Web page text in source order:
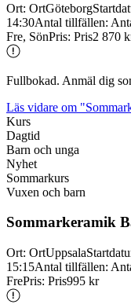
Ort: OrtGöteborg
14:30Antal tillfällen:
Fre, SönPris: Pris2 870
Fullbokad. Anmäl dig
Läs vidare om
Kurs
Dagtid
Barn och unga
Nyhet
Sommarkurs
Vuxen och barn
Sommarkeramik
Ort: OrtUppsala
15:15Antal tillfällen:
FrePris: Pris995 kr